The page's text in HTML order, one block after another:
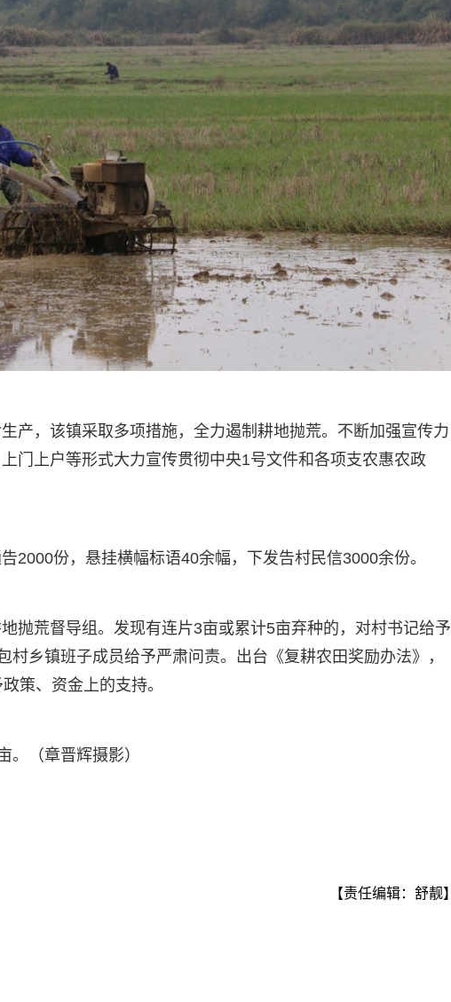
产，该镇采取多项措施，全力遏制耕地抛荒。不断加强宣传力
门上户等形式大力宣传贯彻中央1号文件和各项支农惠农政
2000份，悬挂横幅标语40余幅，下发告村民信3000余份。
抛荒督导组。发现有连片3亩或累计5亩弃种的，对村书记给予
乡镇班子成员给予严肃问责。出台《复耕农田奖励办法》，
策、资金上的支持。
。（章晋辉摄影）
【责任编辑：舒靓】